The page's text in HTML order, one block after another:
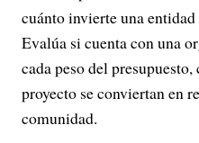
cuánto invierte una
Evalúa si cuenta con una
cada peso del
proyecto se conviertan en
comunidad.